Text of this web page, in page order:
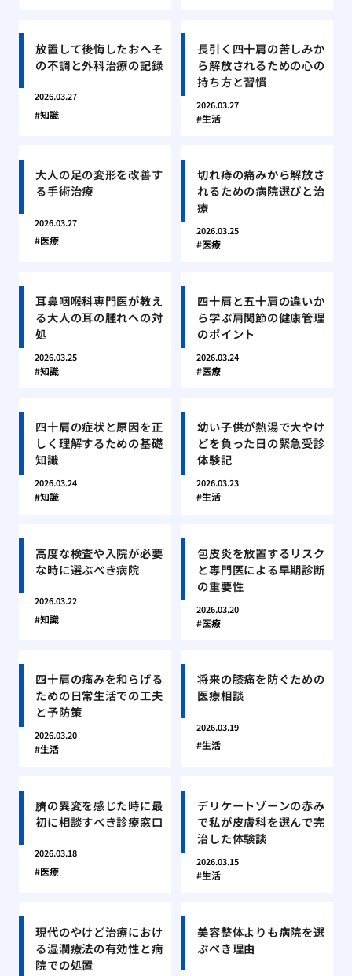
放置して後悔したおへそ
の不調と外科治療の記録
2026.03.27
知識
長引く四十肩の苦しみか
ら解放されるための心の
持ち方と習慣
2026.03.27
生活
大人の足の変形を改善す
る手術治療
2026.03.27
医療
切れ痔の痛みから解放さ
れるための病院選びと治
療
2026.03.25
医療
耳鼻咽喉科専門医が教え
る大人の耳の腫れへの対
処
2026.03.25
知識
四十肩と五十肩の違いか
ら学ぶ肩関節の健康管理
のポイント
2026.03.24
医療
四十肩の症状と原因を正
しく理解するための基礎
知識
2026.03.24
知識
幼い子供が熱湯で大やけ
どを負った日の緊急受診
体験記
2026.03.23
生活
高度な検査や入院が必要
な時に選ぶべき病院
2026.03.22
知識
包皮炎を放置するリスク
と専門医による早期診断
の重要性
2026.03.20
医療
四十肩の痛みを和らげる
ための日常生活での工夫
と予防策
2026.03.20
生活
将来の膝痛を防ぐための
医療相談
2026.03.19
生活
臍の異変を感じた時に最
初に相談すべき診療窓口
2026.03.18
医療
デリケートゾーンの赤み
で私が皮膚科を選んで完
治した体験談
2026.03.15
生活
現代のやけど治療におけ
る湿潤療法の有効性と病
院での処置
美容整体よりも病院を選
ぶべき理由